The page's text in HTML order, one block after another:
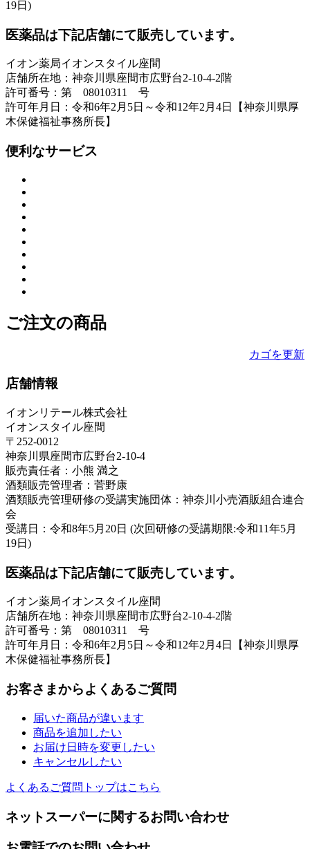
19日)
医薬品は下記店舗にて販売しています。
イオン薬局イオンスタイル座間
店舗所在地：神奈川県座間市広野台2-10-4-2階
許可番号：第 08010311 号
許可年月日：令和6年2月5日～令和12年2月4日【神奈川県厚
木保健福祉事務所長】
便利なサービス
ご注文の商品
カゴを更新
店舗情報
イオンリテール株式会社
イオンスタイル座間
〒252-0012
神奈川県座間市広野台2-10-4
販売責任者：小熊 満之
酒類販売管理者：菅野康
酒類販売管理研修の受講実施団体：神奈川小売酒販組合連合
会
受講日：令和8年5月20日 (次回研修の受講期限:令和11年5月
19日)
医薬品は下記店舗にて販売しています。
イオン薬局イオンスタイル座間
店舗所在地：神奈川県座間市広野台2-10-4-2階
許可番号：第 08010311 号
許可年月日：令和6年2月5日～令和12年2月4日【神奈川県厚
木保健福祉事務所長】
お客さまからよくあるご質問
届いた商品が違います
商品を追加したい
お届け日時を変更したい
キャンセルしたい
よくあるご質問トップはこちら
ネットスーパーに関するお問い合わせ